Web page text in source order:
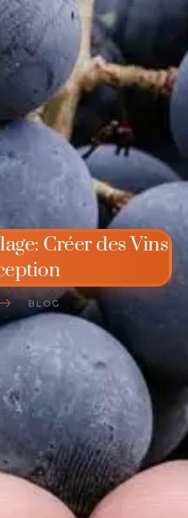
Créer des Vins
BLOG